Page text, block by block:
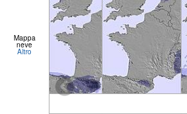
Mappa
neve
Altro